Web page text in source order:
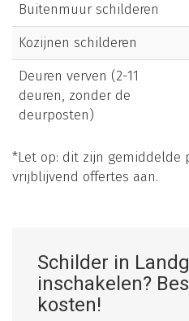
Buitenmuur schilderen
Kozijnen schilderen
Deuren verven (2-11
deuren, zonder de
deurposten)
*Let op: dit zijn gemiddelde
vrijblijvend offertes aan.
Schilder in
inschakelen?
kosten!